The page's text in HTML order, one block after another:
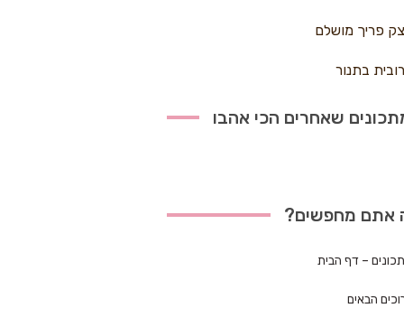
פריך מושלם
בתנור
שאחרים הכי אהבו
אתם מחפשים?
– דף הבית
הבאים